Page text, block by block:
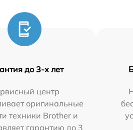
до 3-х лет
центр
оригинальные
техники Brother и
гарантию до 3